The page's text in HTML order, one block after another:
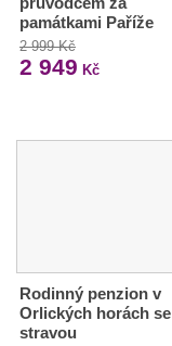
památkami Paříže
2 999 Kč
2 949 Kč
Rodinný penzion v
Orlických horách se
stravou